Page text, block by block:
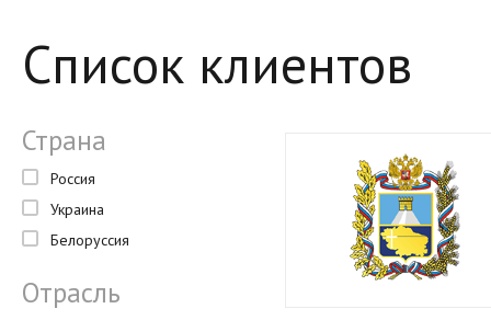
Список клиентов
Страна
Россия
Украина
Белоруссия
Отрасль